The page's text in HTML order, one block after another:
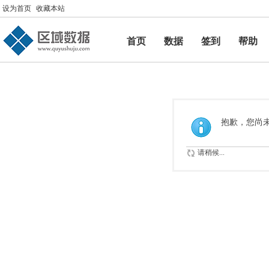
设为首页 收藏本站
首页 数据 签到
帮助
帮助
抱歉，您尚
请稍候...